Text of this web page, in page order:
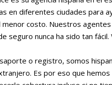
en diferentes ciudades para
costo. Nuestros
seguro nunca ha sido tan
o registro, somos
Es por eso que